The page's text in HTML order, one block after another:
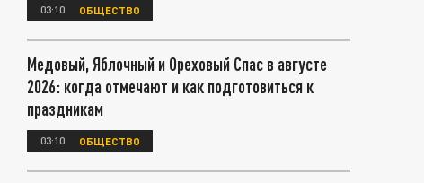
03:10 ОБЩЕСТВО
Медовый, Яблочный и Ореховый Спас в августе
2026: когда отмечают и как подготовиться к
праздникам
03:10 ОБЩЕСТВО